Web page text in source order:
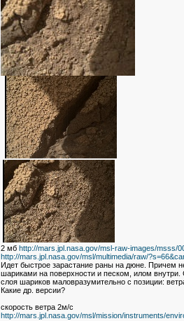
2 мб http://mars.jpl.nasa.gov/msl-raw-images/msss/
http://mars.jpl.nasa.gov/msl/multimedia/raw/
Идет быстрое зарастание раны на дюне. Причем
шариками на поверхности и песком, илом
слоя шариков маловразумительно с позиции:
Какие др. версии?
скорость ветра 2м/c
http://mars.jpl.nasa.gov/msl/mission/instruments/